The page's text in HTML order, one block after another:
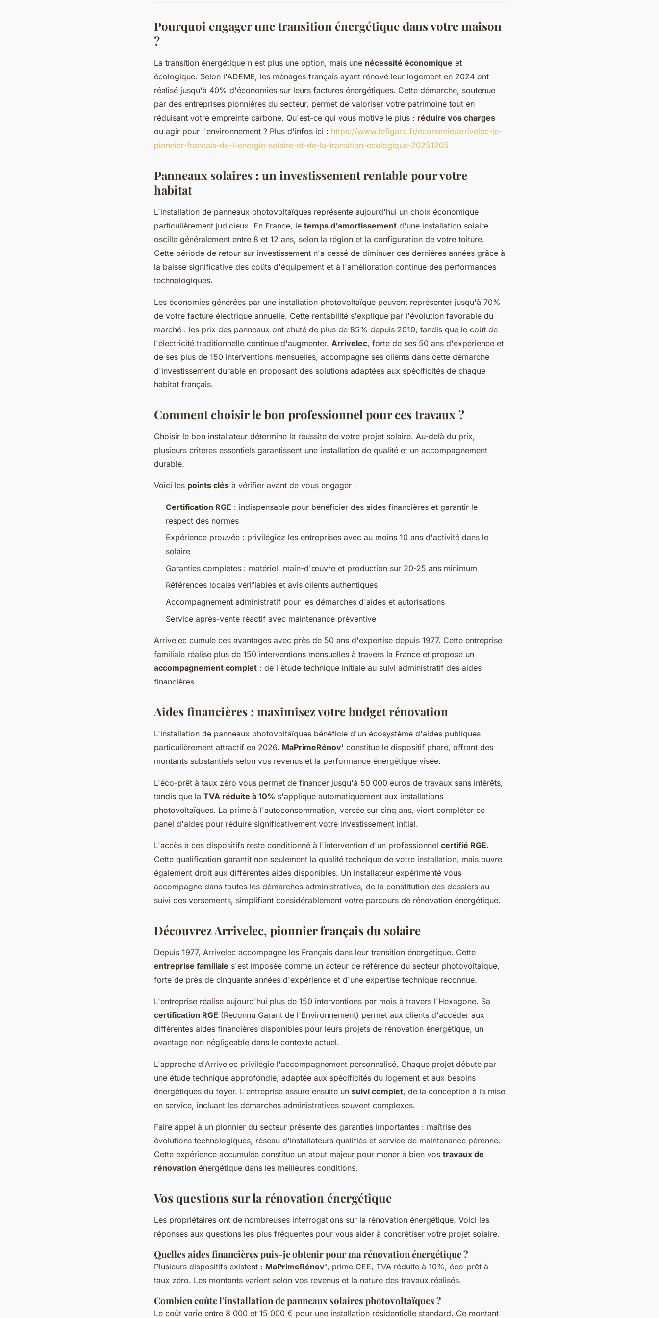
Pourquoi engager une transition énergétique dans votre maison
?
La transition énergétique n'est plus une option, mais une nécessité économique et
écologique. Selon l'ADEME, les ménages français ayant rénové leur logement en 2024 ont
réalisé jusqu'à 40% d'économies sur leurs factures énergétiques. Cette démarche, soutenue
par des entreprises pionnières du secteur, permet de valoriser votre patrimoine tout en
réduisant votre empreinte carbone. Qu'est-ce qui vous motive le plus : réduire vos charges
ou agir pour l'environnement ? Plus d'infos ici : https://www.lefigaro.fr/economie/arrivelec-le-
pionnier-francais-de-l-energie-solaire-et-de-la-transition-ecologique-20251205
Panneaux solaires : un investissement rentable pour votre
habitat
L'installation de panneaux photovoltaïques représente aujourd'hui un choix économique
particulièrement judicieux. En France, le temps d'amortissement d'une installation solaire
oscille généralement entre 8 et 12 ans, selon la région et la configuration de votre toiture.
Cette période de retour sur investissement n'a cessé de diminuer ces dernières années grâce à
la baisse significative des coûts d'équipement et à l'amélioration continue des performances
technologiques.
Les économies générées par une installation photovoltaïque peuvent représenter jusqu'à 70%
de votre facture électrique annuelle. Cette rentabilité s'explique par l'évolution favorable du
marché : les prix des panneaux ont chuté de plus de 85% depuis 2010, tandis que le coût de
l'électricité traditionnelle continue d'augmenter. Arrivelec, forte de ses 50 ans d'expérience et
de ses plus de 150 interventions mensuelles, accompagne ses clients dans cette démarche
d'investissement durable en proposant des solutions adaptées aux spécificités de chaque
habitat français.
Comment choisir le bon professionnel pour ces travaux ?
Choisir le bon installateur détermine la réussite de votre projet solaire. Au-delà du prix,
plusieurs critères essentiels garantissent une installation de qualité et un accompagnement
durable.
Voici les points clés à vérifier avant de vous engager :
Certification RGE : indispensable pour bénéficier des aides financières et garantir le
respect des normes
Expérience prouvée : privilégiez les entreprises avec au moins 10 ans d'activité dans le
solaire
Garanties complètes : matériel, main-d'œuvre et production sur 20-25 ans minimum
Références locales vérifiables et avis clients authentiques
Accompagnement administratif pour les démarches d'aides et autorisations
Service après-vente réactif avec maintenance préventive
Arrivelec cumule ces avantages avec près de 50 ans d'expertise depuis 1977. Cette entreprise
familiale réalise plus de 150 interventions mensuelles à travers la France et propose un
accompagnement complet : de l'étude technique initiale au suivi administratif des aides
financières.
Aides financières : maximisez votre budget rénovation
L'installation de panneaux photovoltaïques bénéficie d'un écosystème d'aides publiques
particulièrement attractif en 2026. MaPrimeRénov' constitue le dispositif phare, offrant des
montants substantiels selon vos revenus et la performance énergétique visée.
L'éco-prêt à taux zéro vous permet de financer jusqu'à 50 000 euros de travaux sans intérêts,
tandis que la TVA réduite à 10% s'applique automatiquement aux installations
photovoltaïques. La prime à l'autoconsommation, versée sur cinq ans, vient compléter ce
panel d'aides pour réduire significativement votre investissement initial.
L'accès à ces dispositifs reste conditionné à l'intervention d'un professionnel certifié RGE.
Cette qualification garantit non seulement la qualité technique de votre installation, mais ouvre
également droit aux différentes aides disponibles. Un installateur expérimenté vous
accompagne dans toutes les démarches administratives, de la constitution des dossiers au
suivi des versements, simplifiant considérablement votre parcours de rénovation énergétique.
Découvrez Arrivelec, pionnier français du solaire
Depuis 1977, Arrivelec accompagne les Français dans leur transition énergétique. Cette
entreprise familiale s'est imposée comme un acteur de référence du secteur photovoltaïque,
forte de près de cinquante années d'expérience et d'une expertise technique reconnue.
L'entreprise réalise aujourd'hui plus de 150 interventions par mois à travers l'Hexagone. Sa
certification RGE (Reconnu Garant de l'Environnement) permet aux clients d'accéder aux
différentes aides financières disponibles pour leurs projets de rénovation énergétique, un
avantage non négligeable dans le contexte actuel.
L'approche d'Arrivelec privilégie l'accompagnement personnalisé. Chaque projet débute par
une étude technique approfondie, adaptée aux spécificités du logement et aux besoins
énergétiques du foyer. L'entreprise assure ensuite un suivi complet, de la conception à la mise
en service, incluant les démarches administratives souvent complexes.
Faire appel à un pionnier du secteur présente des garanties importantes : maîtrise des
évolutions technologiques, réseau d'installateurs qualifiés et service de maintenance pérenne.
Cette expérience accumulée constitue un atout majeur pour mener à bien vos travaux de
rénovation énergétique dans les meilleures conditions.
Vos questions sur la rénovation énergétique
Les propriétaires ont de nombreuses interrogations sur la rénovation énergétique. Voici les
réponses aux questions les plus fréquentes pour vous aider à concrétiser votre projet solaire.
Quelles aides financières puis-je obtenir pour ma rénovation énergétique ?
Plusieurs dispositifs existent : MaPrimeRénov', prime CEE, TVA réduite à 10%, éco-prêt à
taux zéro. Les montants varient selon vos revenus et la nature des travaux réalisés.
Combien coûte l'installation de panneaux solaires photovoltaïques ?
Le coût varie entre 8 000 et 15 000 € pour une installation résidentielle standard. Ce montant